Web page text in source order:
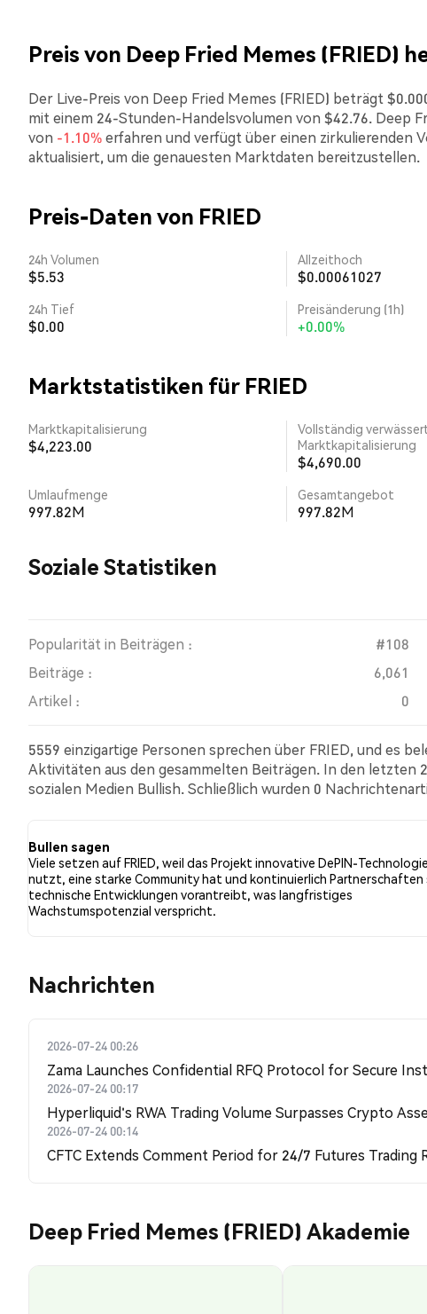
Preis von Deep Fried Memes (FRIED)
Der Live-Preis von Deep Fried Memes (FRIED) beträgt
mit einem 24-Stunden-Handelsvolumen von $42.76. Deep
von -1.10%erfahren und verfügt über einen zirkulierenden
aktualisiert, um die genauesten Marktdaten bereitzustellen.
Preis-Daten von FRIED
24h Volumen
$5.53
Allzeithoch
$0.00061027
24h Tief
$0.00
Preisänderung (1h)
+0.00%
Marktstatistiken für FRIED
Marktkapitalisierung
$4,223.00
Vollständig
Marktkapitalisierung
$4,690.00
Umlaufmenge
997.82M
Gesamtangebot
997.82M
Soziale Statistiken
Popularität in Beiträgen : #108
Beiträge :
6,061
Artikel :
0
5559 einzigartige Personen sprechen über FRIED, und es
Aktivitäten aus den gesammelten Beiträgen. In den letzten
sozialen Medien Bullish. Schließlich wurden 0
Bullen sagen
Viele setzen auf FRIED, weil das Projekt innovative DePIN-
nutzt, eine starke Community hat und kontinuierlich Partnerschaften
technische Entwicklungen vorantreibt, was langfristiges
Wachstumspotenzial verspricht.
Nachrichten
2026-07-24 00:26
Zama Launches Confidential RFQ Protocol for Secure
2026-07-24 00:17
Hyperliquid's RWA Trading Volume Surpasses Crypto
2026-07-24 00:14
CFTC Extends Comment Period for 24/7 Futures Trading
Deep Fried Memes (FRIED) Akademie